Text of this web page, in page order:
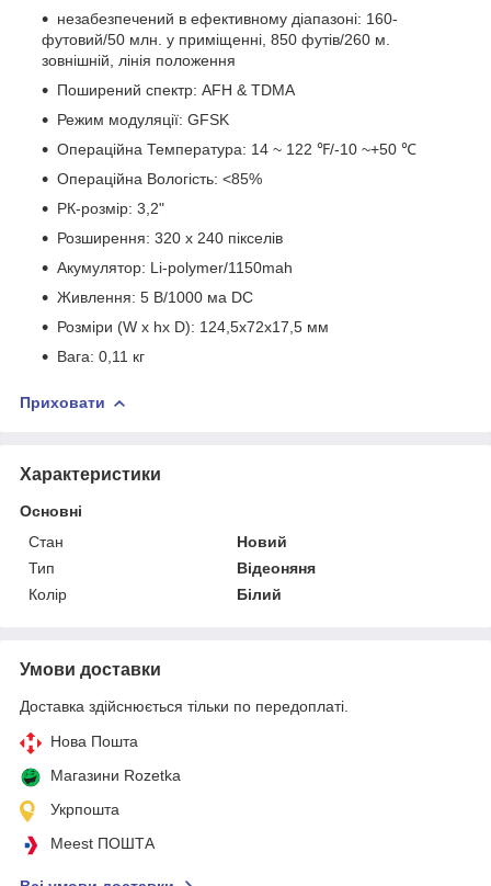
незабезпечений в ефективному діапазоні: 160-
футовий/50 млн. у приміщенні, 850 футів/260 м.
зовнішній, лінія положення
Поширений спектр: AFH & TDMA
Режим модуляції: GFSK
Операційна Температура: 14 ~ 122 ℉/-10 ~+50 ℃
Операційна Вологість: <85%
РК-розмір: 3,2"
Розширення: 320 x 240 пікселів
Акумулятор: Li-polymer/1150mah
Живлення: 5 В/1000 ма DC
Розміри (W x hx D): 124,5x72x17,5 мм
Вага: 0,11 кг
Приховати
Характеристики
Основні
Стан
Новий
Тип
Відеоняня
Колір
Білий
Умови доставки
Доставка здійснюється тільки по передоплаті.
Нова Пошта
Магазини Rozetka
Укрпошта
Meest ПОШТА